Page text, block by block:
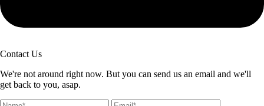
Contact Us
We're not around right now. But you can send us an email and we'll
get back to you, asap.